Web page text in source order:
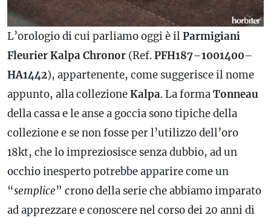
L’orologio di cui parliamo oggi è ilParmigiani
Fleurier Kalpa Chronor (Ref.PFH187–1001400–
HA1442), appartenente, come suggerisce il nome
appunto, alla collezioneKalpa. La formaTonneau
della cassa e le anse a goccia sono tipiche della
collezione e se non fosse per l’utilizzo dell’oro
18kt, che lo impreziosisce senza dubbio, ad un
occhio inesperto potrebbe apparire come un
“semplice” crono della serie che abbiamo imparato
ad apprezzare e conoscere nel corso dei 20 anni di